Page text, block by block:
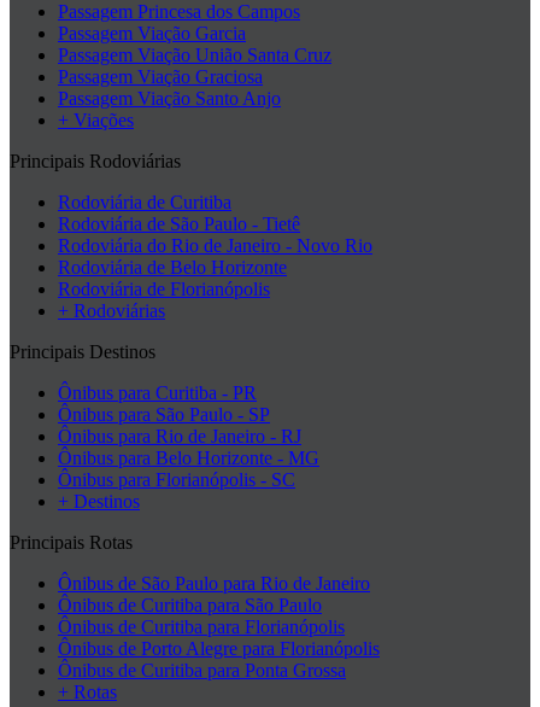
Passagem Princesa dos Campos
Passagem Viação Garcia
Passagem Viação União Santa Cruz
Passagem Viação Graciosa
Passagem Viação Santo Anjo
+ Viações
Principais Rodoviárias
Rodoviária de Curitiba
Rodoviária de São Paulo - Tietê
Rodoviária do Rio de Janeiro - Novo Rio
Rodoviária de Belo Horizonte
Rodoviária de Florianópolis
+ Rodoviárias
Principais Destinos
Ônibus para Curitiba - PR
Ônibus para São Paulo - SP
Ônibus para Rio de Janeiro - RJ
Ônibus para Belo Horizonte - MG
Ônibus para Florianópolis - SC
+ Destinos
Principais Rotas
Ônibus de São Paulo para Rio de Janeiro
Ônibus de Curitiba para São Paulo
Ônibus de Curitiba para Florianópolis
Ônibus de Porto Alegre para Florianópolis
Ônibus de Curitiba para Ponta Grossa
+ Rotas